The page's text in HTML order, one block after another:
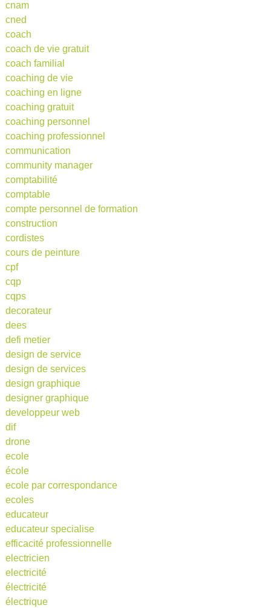
cnam
cned
coach
coach de vie gratuit
coach familial
coaching de vie
coaching en ligne
coaching gratuit
coaching personnel
coaching professionnel
communication
community manager
comptabilité
comptable
compte personnel de formation
construction
cordistes
cours de peinture
cpf
cqp
cqps
decorateur
dees
defi metier
design de service
design de services
design graphique
designer graphique
developpeur web
dif
drone
ecole
école
ecole par correspondance
ecoles
educateur
educateur specialise
efficacité professionnelle
electricien
electricité
électricité
électrique